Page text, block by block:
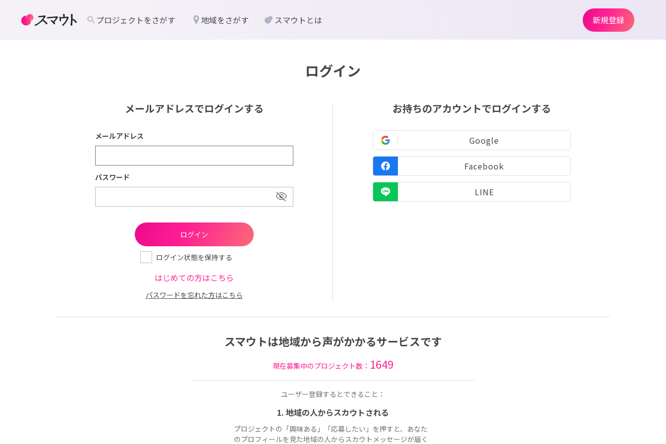
ログイン
メールアドレスでログインする
メールアドレス
パスワード
ログイン状態を保持する
はじめての方はこちら
パスワードを忘れた方はこちら
お持ちのアカウントでログインする
Google
Facebook
LINE
スマウトは地域から声がかかるサービスです
現在募集中のプロジェクト数： 1649
ユーザー登録するとできること：
1. 地域の人からスカウトされる
プロジェクトの「興味ある」「応募したい」を押すと、あなた
のプロフィールを見た地域の人からスカウトメッセージが届く
プロジェクトをさがす 地域をさがす スマウトとは 新規登録